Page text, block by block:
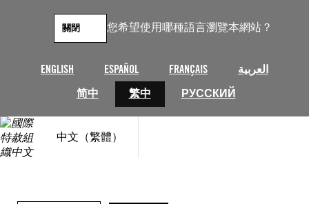
您希望使用哪種語言瀏覽本網站？
ENGLISH ESPAÑOL FRANÇAIS
العربية
简中
繁中 РУССКИЙ
關閉
中文（繁體）